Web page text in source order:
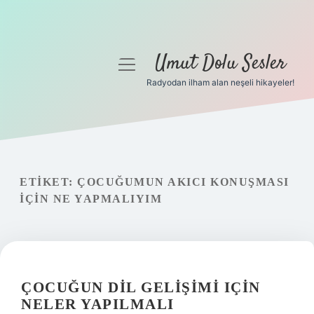
Gizlilik Politikası
Hakkımızda
menüyüUmut Dolu Sesler
Radyodan ilham alan neşeli hikayeler!
ETIKET: ÇOCUĞUMUN AKICI KONUŞMASI
IÇIN NE YAPMALIYIM
ÇOCUĞUN DIL GELIŞIMI IÇIN
NELER YAPILMALI